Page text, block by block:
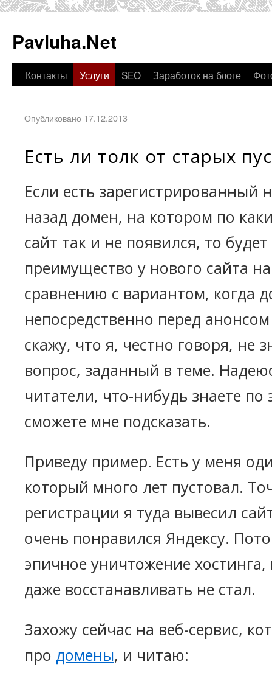
Pavluha.Net
Контакты Услуги SEO Заработок на блоге
Опубликовано 17.12.2013
Есть ли толк от старых
Если есть зарегистрированный
назад домен, на котором по
сайт так и не появился, то
преимущество у нового сайта
сравнению с вариантом, когда
непосредственно перед
скажу, что я, честно говоря, не
вопрос, заданный в теме.
читатели, что-нибудь знаете по
сможете мне подсказать.
Приведу пример. Есть у меня
который много лет пустовал.
регистрации я туда вывесил
очень понравился Яндексу.
эпичное уничтожение хостинга,
даже восстанавливать не стал.
Захожу сейчас на веб-сервис,
про домены, и читаю: